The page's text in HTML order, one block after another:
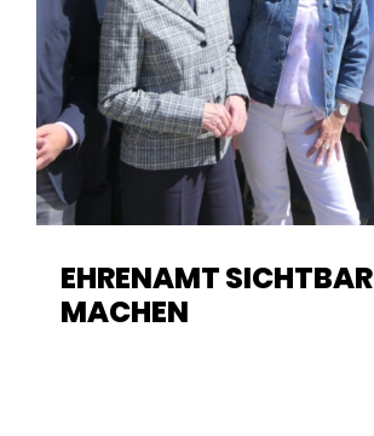
EHRENAMT SICHTBAR
MACHEN